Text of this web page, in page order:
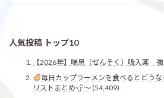
人気投稿 トップ10
【2026年】喘息（ぜんそく）吸入薬
毎日カップラーメンを食べるとどう
リストまとめ
〜(54,409)